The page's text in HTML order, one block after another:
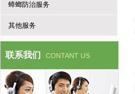
蟑螂防治服务
其他服务
联系我们 CONTANT US